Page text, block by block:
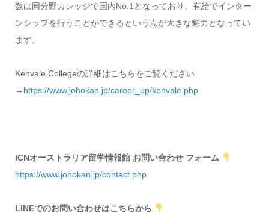
数は同分野カレッジで国内No.1となっており、有給でインター
ンシップを行うことができるという点が大きな魅力となってい
ます。
Kenvale Collegeの詳細はこちらをご覧ください
→ https://www.johokan.jp/career_up/kenvale.php
ICNオーストラリア留学情報館 お問い合わせ フォーム
https://www.johokan.jp/contact.php
LINEでのお問い合わせはこちらから